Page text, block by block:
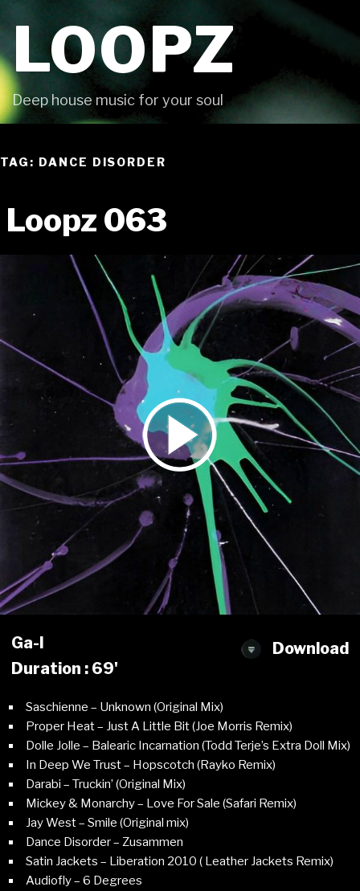
LOOPZ
Deep house music for your soul
TAG: DANCE DISORDER
Loopz 063
Download
Ga-l
Duration : 69'
Saschienne – Unknown (Original Mix)
Proper Heat – Just A Little Bit (Joe Morris Remix)
Dolle Jolle – Balearic Incarnation (Todd Terje’s Extra Doll Mix)
In Deep We Trust – Hopscotch (Rayko Remix)
Darabi – Truckin’ (Original Mix)
Mickey & Monarchy – Love For Sale (Safari Remix)
Jay West – Smile (Original mix)
Dance Disorder – Zusammen
Satin Jackets – Liberation 2010 ( Leather Jackets Remix)
Audiofly – 6 Degrees